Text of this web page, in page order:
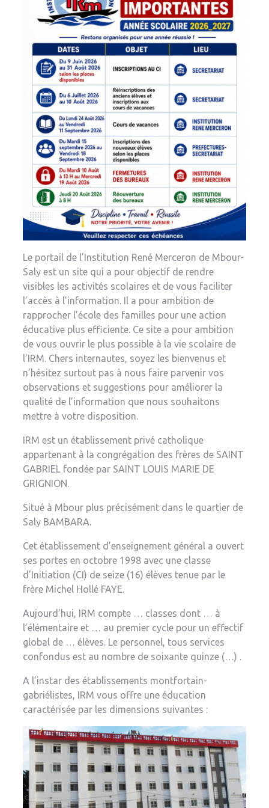
Le portail de l’Institution René Merceron de Mbour-
Saly est un site qui a pour objectif de rendre
visibles les activités scolaires et de vous faciliter
l’accès à l’information. Il a pour ambition de
rapprocher l’école des familles pour une action
éducative plus efficiente. Ce site a pour ambition
de vous ouvrir le plus possible à la vie scolaire de
l’IRM. Chers internautes, soyez les bienvenus et
n’hésitez surtout pas à nous faire parvenir vos
observations et suggestions pour améliorer la
qualité de l’information que nous souhaitons
mettre à votre disposition.
IRM est un établissement privé catholique
appartenant à la congrégation des frères de SAINT
GABRIEL fondée par SAINT LOUIS MARIE DE
GRIGNION.
Situé à Mbour plus précisément dans le quartier de
Saly BAMBARA.
Cet établissement d’enseignement général a ouvert
ses portes en octobre 1998 avec une classe
d’Initiation (CI) de seize (16) élèves tenue par le
frère Michel Hollé FAYE.
Aujourd’hui, IRM compte … classes dont … à
l’élémentaire et … au premier cycle pour un effectif
global de … élèves. Le personnel, tous services
confondus est au nombre de soixante quinze (…) .
A l’instar des établissements montfortain-
gabriélistes, IRM vous offre une éducation
caractérisée par les dimensions suivantes :